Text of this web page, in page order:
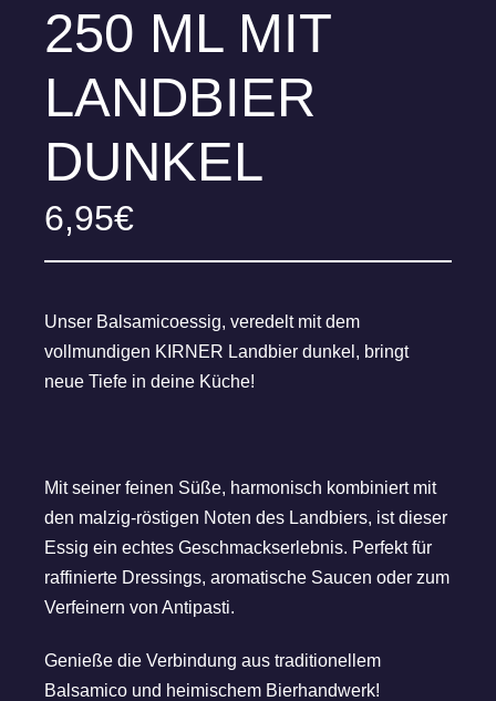
250 ML MIT
LANDBIER
DUNKEL
6,95€
Unser Balsamicoessig, veredelt mit dem
vollmundigen KIRNER Landbier dunkel, bringt
neue Tiefe in deine Küche!
Mit seiner feinen Süße, harmonisch kombiniert mit
den malzig-röstigen Noten des Landbiers, ist dieser
Essig ein echtes Geschmackserlebnis. Perfekt für
raffinierte Dressings, aromatische Saucen oder zum
Verfeinern von Antipasti.
Genieße die Verbindung aus traditionellem
Balsamico und heimischem Bierhandwerk!